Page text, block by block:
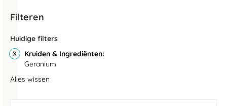
Filteren
Huidige filters
Kruiden & Ingrediënten
Geranium
Alles wissen